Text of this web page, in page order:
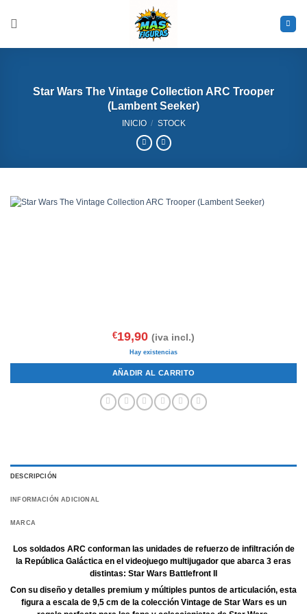
contenido
Star Wars The Vintage Collection ARC Trooper
(Lambent Seeker)
INICIO / STOCK
€19,90 (iva incl.)
Hay existencias
AÑADIR AL CARRITO
DESCRIPCIÓN
INFORMACIÓN ADICIONAL
MARCA
Los soldados ARC conforman las unidades de refuerzo de infiltración de
la República Galáctica en el videojuego multijugador que abarca 3 eras
distintas: Star Wars Battlefront II
Con su diseño y detalles premium y múltiples puntos de articulación, esta
figura a escala de 9,5 cm de la colección Vintage de Star Wars es un